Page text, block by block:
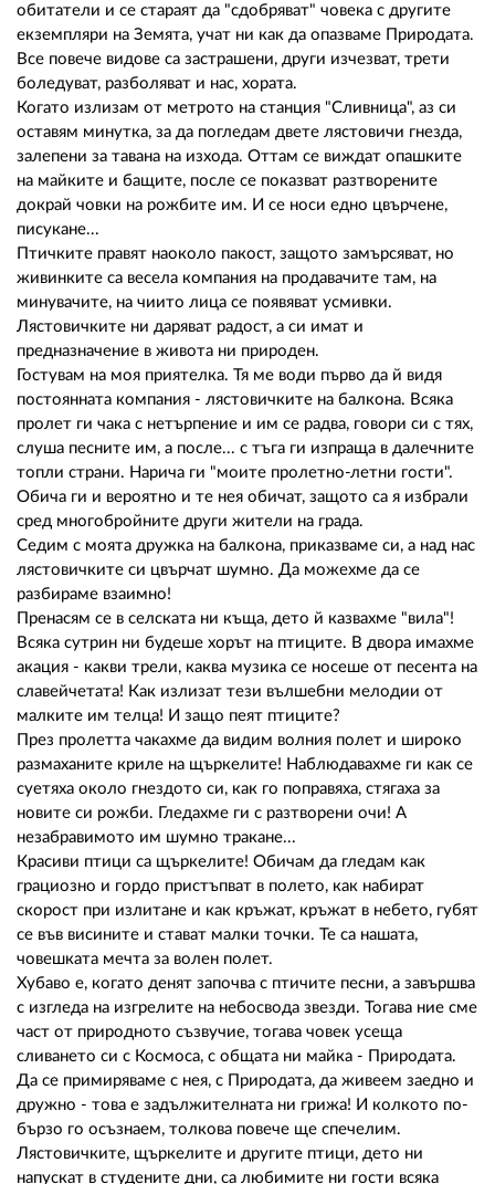
обитатели и се стараят да "сдобряват" човека с другите
екземпляри на Земята, учат ни как да опазваме Природата.
Все повече видове са застрашени, други изчезват, трети
боледуват, разболяват и нас, хората.
Когато излизам от метрото на станция "Сливница", аз си
оставям минутка, за да погледам двете лястовичи гнезда,
залепени за тавана на изхода. Оттам се виждат опашките
на майките и бащите, после се показват разтворените
докрай човки на рожбите им. И се носи едно цвърчене,
писукане...
Птичките правят наоколо пакост, защото замърсяват, но
живинките са весела компания на продавачите там, на
минувачите, на чиито лица се появяват усмивки.
Лястовичките ни даряват радост, а си имат и
предназначение в живота ни природен.
Гостувам на моя приятелка. Тя ме води първо да й видя
постоянната компания - лястовичките на балкона. Всяка
пролет ги чака с нетърпение и им се радва, говори си с тях,
слуша песните им, а после... с тъга ги изпраща в далечните
топли страни. Нарича ги "моите пролетно-летни гости".
Обича ги и вероятно и те нея обичат, защото са я избрали
сред многобройните други жители на града.
Седим с моята дружка на балкона, приказваме си, а над нас
лястовичките си цвърчат шумно. Да можехме да се
разбираме взаимно!
Пренасям се в селската ни къща, дето й казвахме "вила"!
Всяка сутрин ни будеше хорът на птиците. В двора имахме
акация - какви трели, каква музика се носеше от песента на
славейчетата! Как излизат тези вълшебни мелодии от
малките им телца! И защо пеят птиците?
През пролетта чакахме да видим волния полет и широко
размаханите криле на щъркелите! Наблюдавахме ги как се
суетяха около гнездото си, как го поправяха, стягаха за
новите си рожби. Гледахме ги с разтворени очи! А
незабравимото им шумно тракане...
Красиви птици са щъркелите! Обичам да гледам как
грациозно и гордо пристъпват в полето, как набират
скорост при излитане и как кръжат, кръжат в небето, губят
се във висините и стават малки точки. Те са нашата,
човешката мечта за волен полет.
Хубаво е, когато денят започва с птичите песни, а завършва
с изгледа на изгрелите на небосвода звезди. Тогава ние сме
част от природното съзвучие, тогава човек усеща
сливането си с Космоса, с общата ни майка - Природата.
Да се примиряваме с нея, с Природата, да живеем заедно и
дружно - това е задължителната ни грижа! И колкото по-
бързо го осъзнаем, толкова повече ще спечелим.
Лястовичките, щъркелите и другите птици, дето ни
напускат в студените дни, са любимите ни гости всяка